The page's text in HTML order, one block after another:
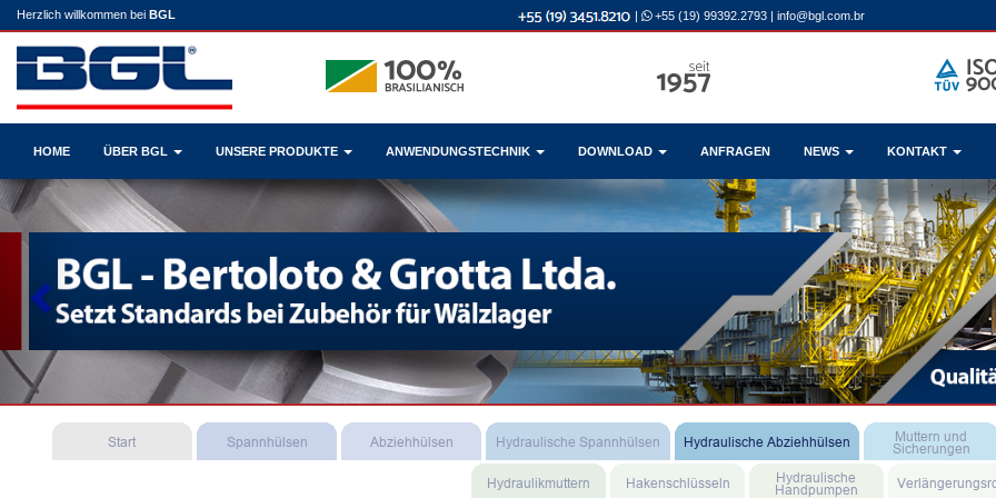
Herzlich willkommen bei BGL | +55 (19) 99392.2793 | info@bgl.com.br
HOME ÜBER BGL UNSERE PRODUKTE ANWENDUNGSTECHNIK DOWNLOAD ANFRAGEN NEWS KONTAKT
Previous